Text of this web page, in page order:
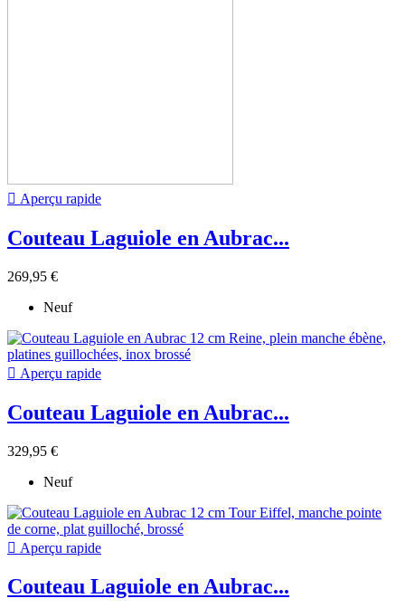
 Aperçu rapide
Couteau Laguiole en Aubrac...
269,95 €
Neuf
 Aperçu rapide
Couteau Laguiole en Aubrac...
329,95 €
Neuf
 Aperçu rapide
Couteau Laguiole en Aubrac...